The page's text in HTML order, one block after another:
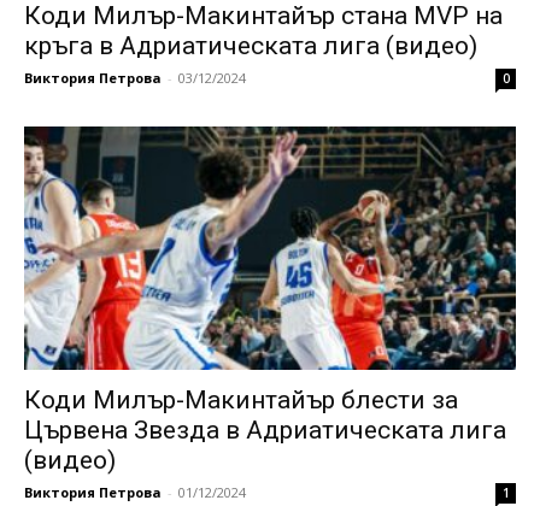
Коди Милър-Макинтайър стана MVP на
кръга в Адриатическата лига (видео)
Виктория Петрова - 03/12/2024 0
Коди Милър-Макинтайър блести за
Цървена Звезда в Адриатическата лига
(видео)
Виктория Петрова - 01/12/2024 1